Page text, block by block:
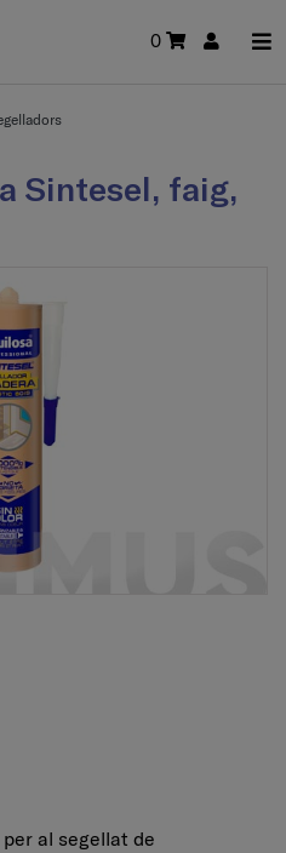
0
Sintesel, faig,
al segellat de